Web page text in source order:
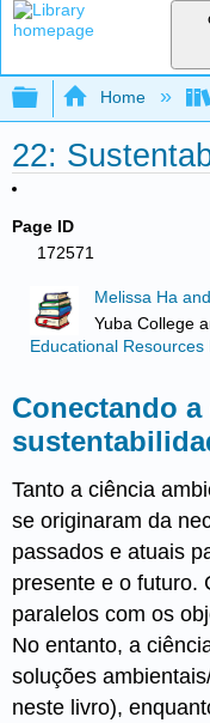
Expand/
Home
22:
Page ID
172571
Melissa Ha
Yuba College
Educational Resources
Conectando
Tanto a ciência
se originaram da
passados e atuais
presente e o futuro.
paralelos com os
No entanto, a
soluções
neste livro),